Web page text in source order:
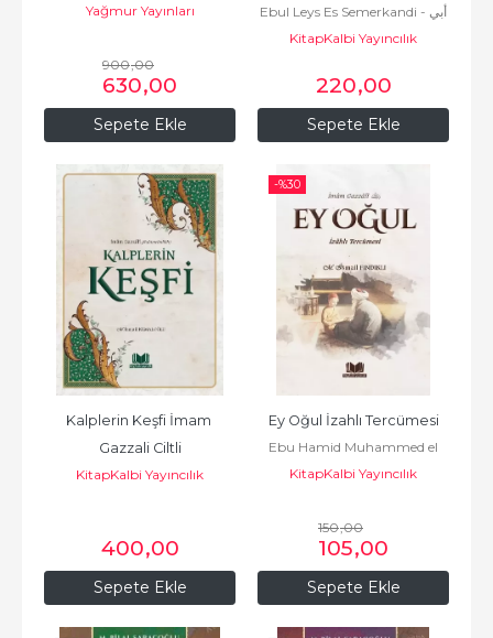
Sepete Ekle
Yağmur Yayınları
900,00
630,00
Sepete Ekle
Kapak
Ebul Leys Es Semerkandi - أبي
الليث نصر بن محمد السمرقندي
KitapKalbi Yayıncılık
220,00
Sepete Ekle
Kalplerin Keşfi İmam
Gazzali Ciltli
KitapKalbi Yayıncılık
400,00
-%30
Sepete Ekle
Ey Oğul İzahlı Tercümesi
Ebu Hamid Muhammed el
Gazali أبو
KitapKalbi Yayıncılık
150,00
105,00